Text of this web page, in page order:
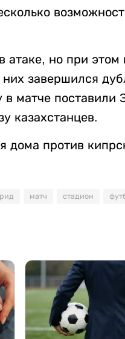
атаке, но при этом
завершился
матче поставили
казахстанцев.
дома против
матч стадион